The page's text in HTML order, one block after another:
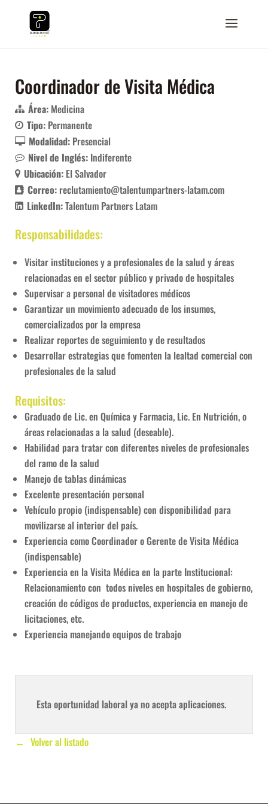
Coordinador de Visita Médica
Área: Medicina
Tipo: Permanente
Modalidad: Presencial
Nivel de Inglés: Indiferente
Ubicación: El Salvador
Correo: reclutamiento@talentumpartners-latam.com
LinkedIn:Talentum Partners Latam
Responsabilidades:
Visitar instituciones y a profesionales de la salud y áreas
relacionadas en el sector público y privado de hospitales
Supervisar a personal de visitadores médicos
Garantizar un movimiento adecuado de los insumos,
comercializados por la empresa
Realizar reportes de seguimiento y de resultados
Desarrollar estrategias que fomenten la lealtad comercial con
profesionales de la salud
Requisitos:
Graduado de Lic. en Química y Farmacia, Lic. En Nutrición, o
áreas relacionadas a la salud (deseable).
Habilidad para tratar con diferentes niveles de profesionales
del ramo de la salud
Manejo de tablas dinámicas
Excelente presentación personal
Vehículo propio (indispensable) con disponibilidad para
movilizarse al interior del país.
Experiencia como Coordinador o Gerente de Visita Médica
(indispensable)
Experiencia en la Visita Médica en la parte Institucional:
Relacionamiento con todos niveles en hospitales de gobierno,
creación de códigos de productos, experiencia en manejo de
licitaciones, etc.
Experiencia manejando equipos de trabajo
Esta oportunidad laboral ya no acepta aplicaciones.
Volver al listado